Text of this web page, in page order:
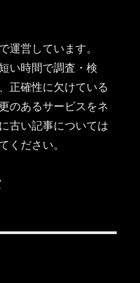
運営しています。
い時間で調査・検
正確性に欠けている
のあるサービスをネ
古い記事については
ください。